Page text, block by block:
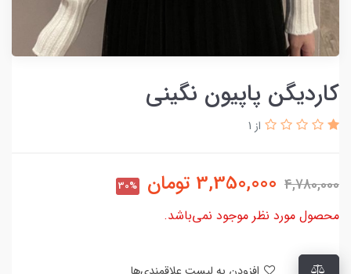
کاردیگن پاپیون نگینی
از 1
4,780,000
3,350,000 تومان 30%
محصول مورد نظر موجود نمی‌باشد.